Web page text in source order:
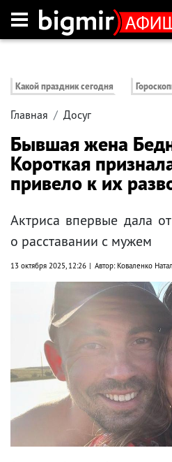
Какой праздник сегодня
Главная Досуг
Бывшая жена
Короткая
привело к их
Актриса впервые дала
о расставании с мужем
13 октября 2025, 12:26 Автор: Коваленко